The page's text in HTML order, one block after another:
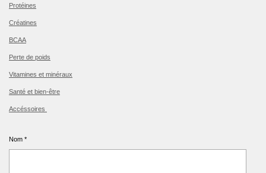
Protéines
Créatines
BCAA
Perte de poids
Vitamines et minéraux
Santé et bien-être
Accéssoires
Nom *